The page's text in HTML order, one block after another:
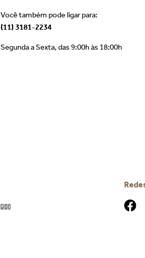
Você também pode ligar para:
(11) 3181-2234
Segunda a Sexta, das 9:00h às 18:00h